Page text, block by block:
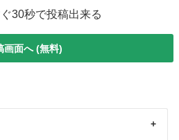
30秒で投稿出来る
画面へ (無料)